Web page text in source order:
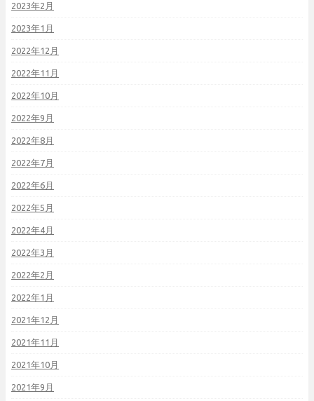
2023年2月
2023年1月
2022年12月
2022年11月
2022年10月
2022年9月
2022年8月
2022年7月
2022年6月
2022年5月
2022年4月
2022年3月
2022年2月
2022年1月
2021年12月
2021年11月
2021年10月
2021年9月